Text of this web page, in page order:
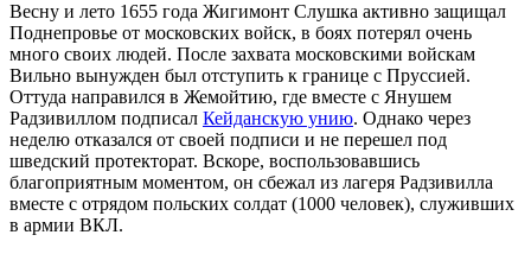
Весну и лето 1655 года Жигимонт Слушка активно защищал
Поднепровье от московских войск, в боях потерял очень
много своих людей. После захвата московскими войскам
Вильно вынужден был отступить к границе с Пруссией.
Оттуда направился в Жемойтию, где вместе с Янушем
Радзивиллом подписал Кейданскую унию. Однако через
неделю отказался от своей подписи и не перешел под
шведский протекторат. Вскоре, воспользовавшись
благоприятным моментом, он сбежал из лагеря Радзивилла
вместе с отрядом польских солдат (1000 человек), служивших
в армии ВКЛ.